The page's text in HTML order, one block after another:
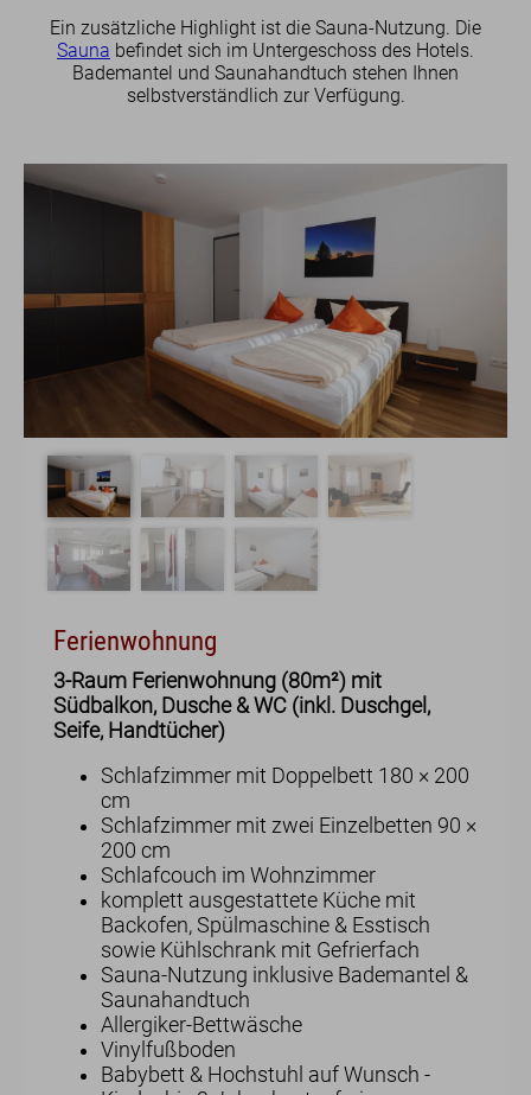
Urlaub im Allgäu
Wandern im Allgäu
Radfahren im Allgäu
Skifahren im Allgäu
Gastronomie
Webcams & Wetter
English Kontakt E-Mail Tel.: 08321 677 120
Ein zusätzliche Highlight ist die Sauna-Nutzung. Die
Sauna befindet sich im Untergeschoss des Hotels.
Bademantel und Saunahandtuch stehen Ihnen
selbstverständlich zur Verfügung.
Ferienwohnung
3-Raum Ferienwohnung (80m²) mit
Südbalkon, Dusche & WC (inkl. Duschgel,
Seife, Handtücher)
Schlafzimmer mit Doppelbett 180 × 200
cm
Schlafzimmer mit zwei Einzelbetten 90 ×
200 cm
Schlafcouch im Wohnzimmer
komplett ausgestattete Küche mit
Backofen, Spülmaschine & Esstisch
sowie Kühlschrank mit Gefrierfach
Sauna-Nutzung inklusive Bademantel &
Saunahandtuch
Allergiker-Bettwäsche
Vinylfußboden
Babybett & Hochstuhl auf Wunsch -